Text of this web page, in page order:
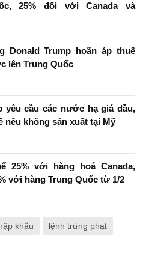
25% đối với Canada và
Donald Trump hoãn áp thuế
lên Trung Quốc
yêu cầu các nước hạ giá dầu,
nếu không sản xuất tại Mỹ
25% với hàng hoá Canada,
với hàng Trung Quốc từ 1/2
khẩu lệnh trừng phạt